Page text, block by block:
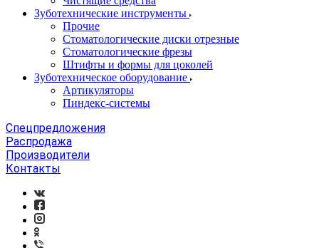
Зуботехнические инструменты
Прочие
Стоматологические диски отрезные
Стоматологические фрезы
Штифты и формы для цоколей
Зуботехническое оборудование
Артикуляторы
Пиндекс-системы
Спецпредложения
Распродажа
Производители
Контакты